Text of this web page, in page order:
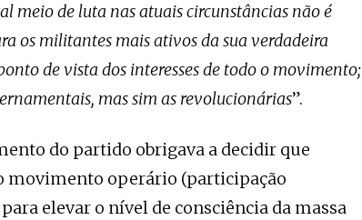
meio de luta nas atuais circunstâncias não é
os militantes mais ativos da sua verdadeira
de vista dos interesses de todo o movimento;
mas sim as revolucionárias”.
do partido obrigava a decidir que
movimento operário (participação
elevar o nível de consciência da massa